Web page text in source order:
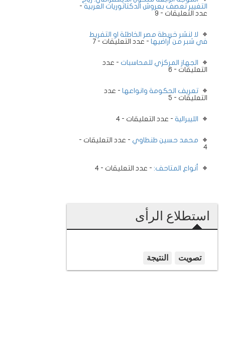
التغيير تعصف بعروش الدكتاتوريات العربية -
عدد التعليقات - 9
لا لنشر خريطة مصر الخاطئة او التفريط
في شبر من أراضيها - عدد التعليقات - 7
الجهاز المركزي للمحاسبات - عدد
التعليقات - 6
تعريف الحكومة وانواعها - عدد
التعليقات - 5
الليبرالية - عدد التعليقات - 4
محمد حسين طنطاوي - عدد التعليقات -
4
أنواع المتاحف: - عدد التعليقات - 4
استطلاع الرأى